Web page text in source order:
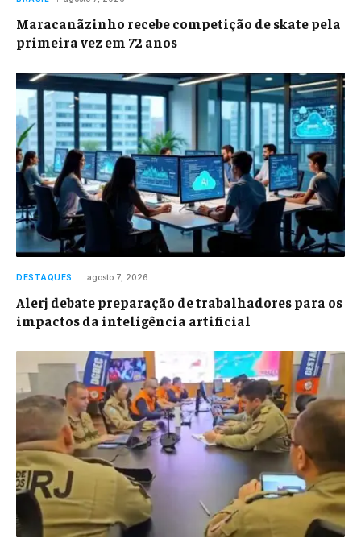
Maracanãzinho recebe competição de skate pela
primeira vez em 72 anos
DESTAQUES agosto 7, 2026
Alerj debate preparação de trabalhadores para os
impactos da inteligência artificial